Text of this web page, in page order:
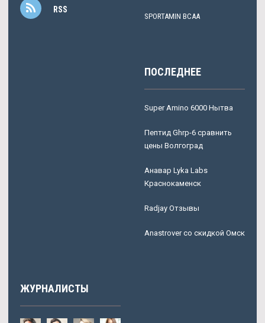
RSS
SPORTAMIN ВСАА
ПОСЛЕДНЕЕ
Super Amino 6000 Нытва
Пептид Ghrp-6 сравнить
цены Волгоград
Анавар Lyka Labs
Краснокаменск
Radjay Отзывы
Anastrover со скидкой Омск
ЖУРНАЛИСТЫ